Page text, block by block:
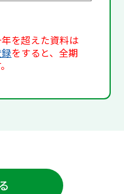
を超えた資料は
をすると、全期